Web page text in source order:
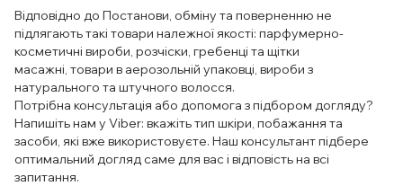
Відповідно до Постанови, обміну та поверненню не
підлягають такі товари належної якості: парфумерно-
косметичні вироби, розчіски, гребенці та щітки
масажні, товари в аерозольній упаковці, вироби з
натурального та штучного волосся.
Потрібна консультація або допомога з підбором догляду?
Напишіть нам у Viber: вкажіть тип шкіри, побажання та
засоби, які вже використовуєте. Наш консультант підбере
оптимальний догляд саме для вас і відповість на всі
запитання.